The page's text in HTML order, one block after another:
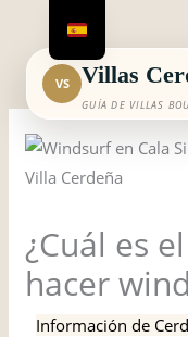
contenido
VS Villas
GUÍA DE VILLAS
¿Cuál es
hacer
Información de